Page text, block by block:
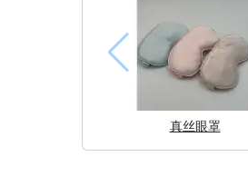
真丝眼罩